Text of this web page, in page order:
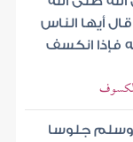
أيها الناس
فإذا انكسف
وسلم جلوسا